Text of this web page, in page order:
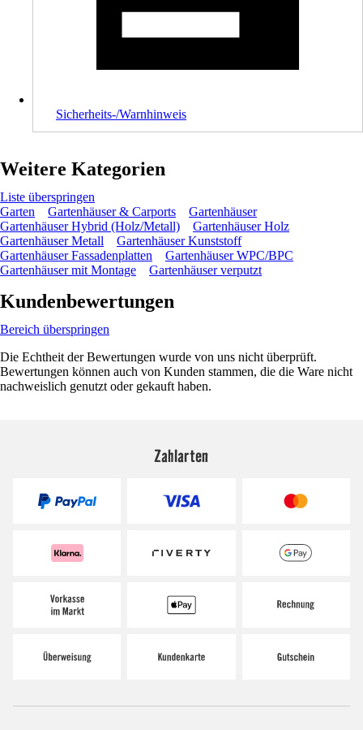
Sicherheits-/Warnhinweis
Weitere Kategorien
Liste überspringen
Garten
Gartenhäuser & Carports
Gartenhäuser
Gartenhäuser Hybrid (Holz/Metall)
Gartenhäuser Holz
Gartenhäuser Metall
Gartenhäuser Kunststoff
Gartenhäuser Fassadenplatten
Gartenhäuser WPC/BPC
Gartenhäuser mit Montage
Gartenhäuser verputzt
Kundenbewertungen
Bereich überspringen
Die Echtheit der Bewertungen wurde von uns nicht überprüft.
Bewertungen können auch von Kunden stammen, die die Ware nicht
nachweislich genutzt oder gekauft haben.
Zahlarten